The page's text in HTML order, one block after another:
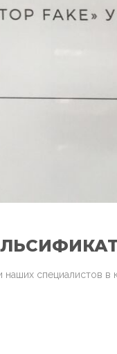
специалистов в